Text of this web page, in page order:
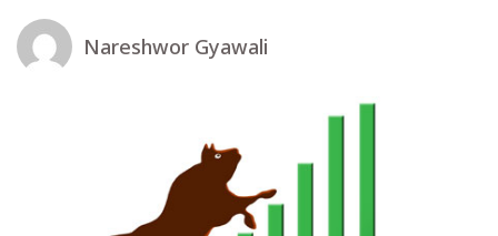
Nareshwor Gyawali